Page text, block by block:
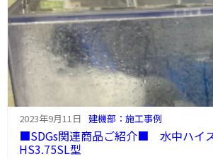
2023年9月11日 建機部：施工事例
■SDGs関連商品ご紹介■ 水中ハイ
HS3.75SL型